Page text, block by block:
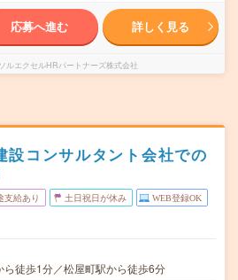
応募へ進む 詳しく見る
ルエクセルHRパートナーズ株式会社
設コンサルタント会社での
支給あり 土日祝日が休み WEB登録OK
ら徒歩1分／松屋町駅から徒歩6分